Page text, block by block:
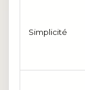
Simplicité